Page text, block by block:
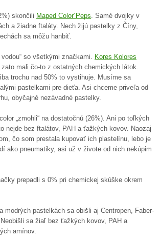
skončili Maped Color´Peps. Samé dvojky v
a žiadne ftaláty. Nech žijú pastelky z Číny,
sa môžu hanbiť.
vodou“ so všetkými značkami. Kores Kolores
zato mali čo-to z ostatných chemických látok.
trochu nad 50% to vystihuje. Musíme sa
pastelkami pre dieťa. Asi chceme priveľa od
obyčajné nezávadné pastelky.
„zmohli“ na dostatočnú (26%). Ani po toľkých
nejde bez ftalátov, PAH a ťažkých kovov. Naozaj
čo som prestala kupovať ich plastelínu, lebo je
ako pneumatiky, asi už v živote od nich nekúpim
prepadli s 0% pri chemickej skúške okrem
modrých pastelkách sa obišli aj Centropen, Faber-
sa žiaľ bez ťažkých kovov, PAH a
amínov.